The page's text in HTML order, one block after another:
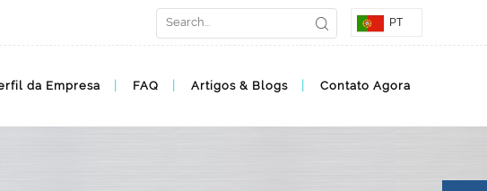
PT
da Empresa FAQ Artigos & Blogs Contato Agora